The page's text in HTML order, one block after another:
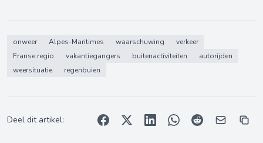
onweer Alpes-Maritimes waarschuwing
verkeer
Franse regio
vakantiegangers buitenactiviteiten
autorijden
weersituatie
regenbuien
Deel dit artikel: